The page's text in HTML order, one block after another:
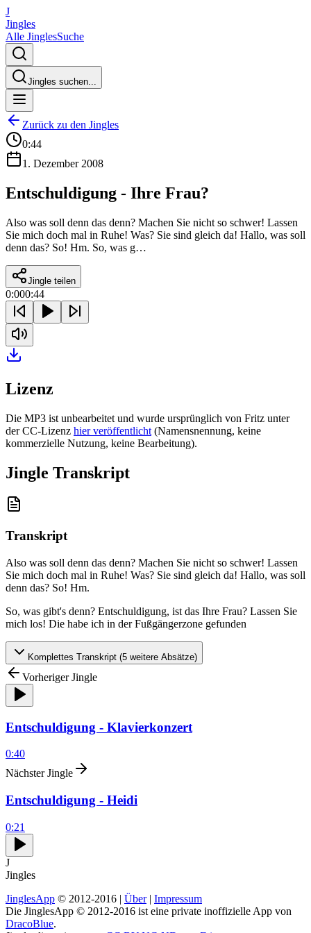
J
Jingles
Alle JinglesSuche
Jingles suchen...
Zurück zu den Jingles
0:44
1. Dezember 2008
Entschuldigung - Ihre Frau?
Also was soll denn das denn? Machen Sie nicht so schwer! Lassen
Sie mich doch mal in Ruhe! Was? Sie sind gleich da! Hallo, was soll
denn das? So! Hm. So, was g…
Jingle teilen
0:000:44
Lizenz
Die MP3 ist unbearbeitet und wurde ursprünglich von Fritz unter
der CC-Lizenz hier veröffentlicht (Namensnennung, keine
kommerzielle Nutzung, keine Bearbeitung).
Jingle Transkript
Transkript
Also was soll denn das denn? Machen Sie nicht so schwer! Lassen
Sie mich doch mal in Ruhe! Was? Sie sind gleich da! Hallo, was soll
denn das? So! Hm.
So, was gibt's denn? Entschuldigung, ist das Ihre Frau? Lassen Sie
mich los! Die habe ich in der Fußgängerzone gefunden
Komplettes Transkript (5 weitere Absätze)
Vorheriger Jingle
Entschuldigung - Klavierkonzert
0:40
Nächster Jingle
Entschuldigung - Heidi
0:21
J
Jingles
JinglesApp © 2012-2016 | Über| Impressum
Die JinglesApp © 2012-2016 ist eine private inoffizielle App von
DracoBlue.